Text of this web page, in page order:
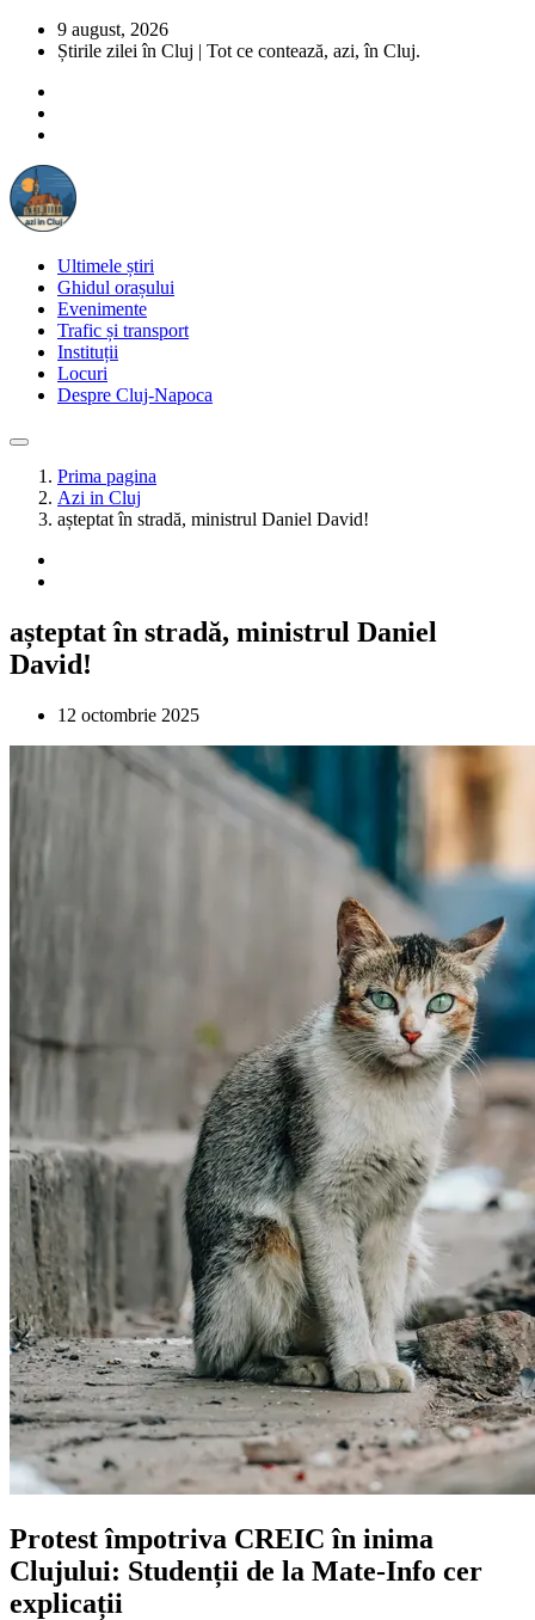
9 august, 2026
Știrile zilei în Cluj | Tot ce contează, azi, în Cluj.
Ultimele știri
Ghidul orașului
Evenimente
Trafic și transport
Instituții
Locuri
Despre Cluj-Napoca
Prima pagina
Azi in Cluj
așteptat în stradă, ministrul Daniel David!
așteptat în stradă, ministrul Daniel
David!
12 octombrie 2025
Protest împotriva CREIC în inima
Clujului: Studenții de la Mate-Info cer
explicații